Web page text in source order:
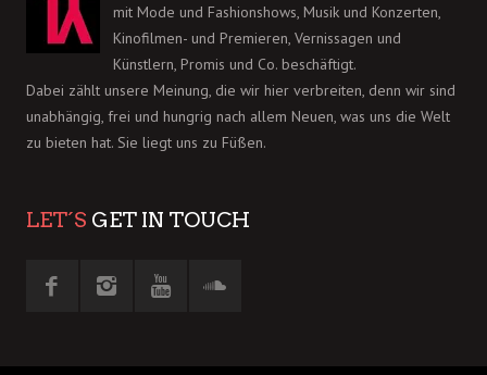
mit Mode und Fashionshows, Musik und Konzerten,
Kinofilmen- und Premieren, Vernissagen und
Künstlern, Promis und Co. beschäftigt.
Dabei zählt unsere Meinung, die wir hier verbreiten, denn wir sind
unabhängig, frei und hungrig nach allem Neuen, was uns die Welt
zu bieten hat. Sie liegt uns zu Füßen.
LET´S GET IN TOUCH